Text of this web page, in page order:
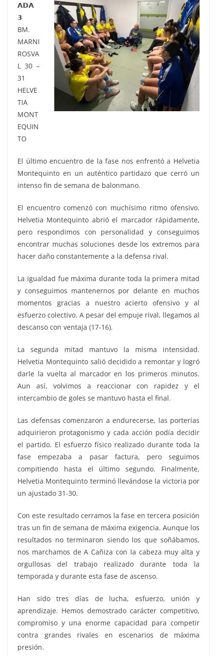
𝗔𝗗𝗔
𝟯
BM.
MARNI
ROSVA
L 30 –
31
HELVE
TIA
MONT
EQUIN
TO
El último encuentro de la fase nos enfrentó a Helvetia
Montequinto en un auténtico partidazo que cerró un
intenso fin de semana de balonmano.
El encuentro comenzó con muchísimo ritmo ofensivo.
Helvetia Montequinto abrió el marcador rápidamente,
pero respondimos con personalidad y conseguimos
encontrar muchas soluciones desde los extremos para
hacer daño constantemente a la defensa rival.
La igualdad fue máxima durante toda la primera mitad
y conseguimos mantenernos por delante en muchos
momentos gracias a nuestro acierto ofensivo y al
esfuerzo colectivo. A pesar del empuje rival, llegamos al
descanso con ventaja (17-16).
La segunda mitad mantuvo la misma intensidad.
Helvetia Montequinto salió decidido a remontar y logró
darle la vuelta al marcador en los primeros minutos.
Aun así, volvimos a reaccionar con rapidez y el
intercambio de goles se mantuvo hasta el final.
Las defensas comenzaron a endurecerse, las porterías
adquirieron protagonismo y cada acción podía decidir
el partido. El esfuerzo físico realizado durante toda la
fase empezaba a pasar factura, pero seguimos
compitiendo hasta el último segundo. Finalmente,
Helvetia Montequinto terminó llevándose la victoria por
un ajustado 31-30.
Con este resultado cerramos la fase en tercera posición
tras un fin de semana de máxima exigencia. Aunque los
resultados no terminaron siendo los que soñábamos,
nos marchamos de A Cañiza con la cabeza muy alta y
orgullosas del trabajo realizado durante toda la
temporada y durante esta fase de ascenso.
Han sido tres días de lucha, esfuerzo, unión y
aprendizaje. Hemos demostrado carácter competitivo,
compromiso y una enorme capacidad para competir
contra grandes rivales en escenarios de máxima
presión.